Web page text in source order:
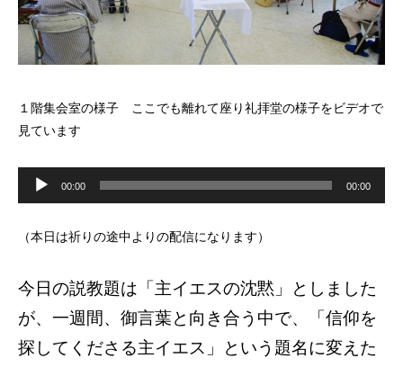
１階集会室の様子 ここでも離れて座り礼拝堂の様子をビデオで
見ています
ヤ
ー
00:00 00:00
（本日は祈りの途中よりの配信になります）
今日の説教題は「主イエスの沈黙」としました
が、一週間、御言葉と向き合う中で、「信仰を
探してくださる主イエス」という題名に変えた